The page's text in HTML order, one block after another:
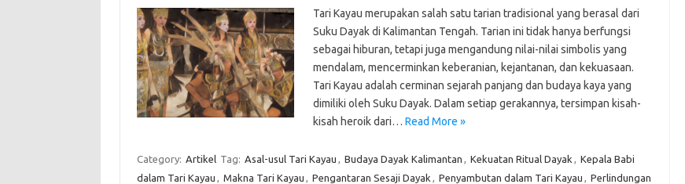
Tari Kayau merupakan salah satu tarian tradisional yang berasal dari
Suku Dayak di Kalimantan Tengah. Tarian ini tidak hanya berfungsi
sebagai hiburan, tetapi juga mengandung nilai-nilai simbolis yang
mendalam, mencerminkan keberanian, kejantanan, dan kekuasaan.
Tari Kayau adalah cerminan sejarah panjang dan budaya kaya yang
dimiliki oleh Suku Dayak. Dalam setiap gerakannya, tersimpan kisah-
kisah heroik dari… Read More »
Category: Artikel Tag: Asal-usul Tari Kayau Budaya Dayak Kalimantan Kekuatan Ritual Dayak
Kepala Babi
dalam Tari Kayau
Makna Tari Kayau Pengantaran Sesaji Dayak Penyambutan dalam Tari Kayau
Perlindungan